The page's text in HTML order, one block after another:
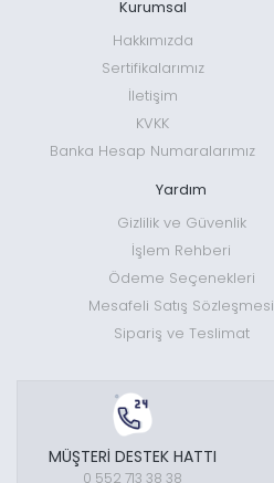
Kurumsal
Hakkımızda
Sertifikalarımız
İletişim
KVKK
Banka Hesap Numaralarımız
Yardım
Gizlilik ve Güvenlik
İşlem Rehberi
Ödeme Seçenekleri
Mesafeli Satış Sözleşmesi
Sipariş ve Teslimat
MÜŞTERİ DESTEK HATTI
0 552 713 38 38